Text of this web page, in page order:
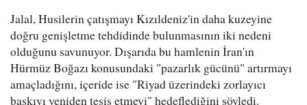
Jalal, Husilerin çatışmayı Kızıldeniz'in daha kuzeyine
doğru genişletme tehdidinde bulunmasının iki nedeni
olduğunu savunuyor. Dışarıda bu hamlenin İran'ın
Hürmüz Boğazı konusundaki "pazarlık gücünü" artırmayı
amaçladığını, içeride ise "Riyad üzerindeki zorlayıcı
baskıyı yeniden tesis etmeyi" hedeflediğini söyledi.